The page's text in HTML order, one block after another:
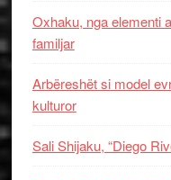
Oxhaku, nga elementi
familjar
Arbëreshët si model
kulturor
Sali Shijaku, “Diego